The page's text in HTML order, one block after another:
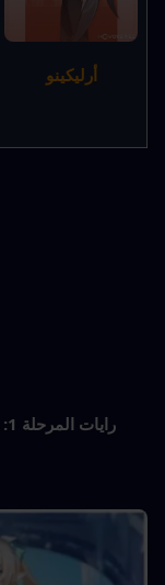
أرليكينو
رايات المرحلة 1: